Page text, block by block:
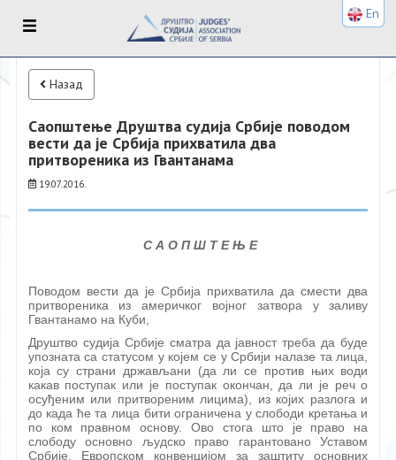
Назад
Саопштење Друштва судија Србије поводом
вести да је Србија прихватила два
притвореника из Гвантанама
19.07.2016.
С А О П Ш Т Е Њ Е
Поводом вести да је Србија прихватила да смести два
притвореника из америчког војног затвора у заливу
Гвантанамо на Куби,
Друштво судија Србије сматра да јавност треба да буде
упозната са статусом у којем се у Србији налазе та лица,
која су страни држављани (да ли се против њих води
какав поступак или је поступак окончан, да ли је реч о
осуђеним или притвореним лицима), из којих разлога и
до када ће та лица бити ограничена у слободи кретања и
по ком правном основу. Ово стога што је право на
слободу основно људско право гарантовано Уставом
Србије, Европском конвенцијом за заштиту основних
En